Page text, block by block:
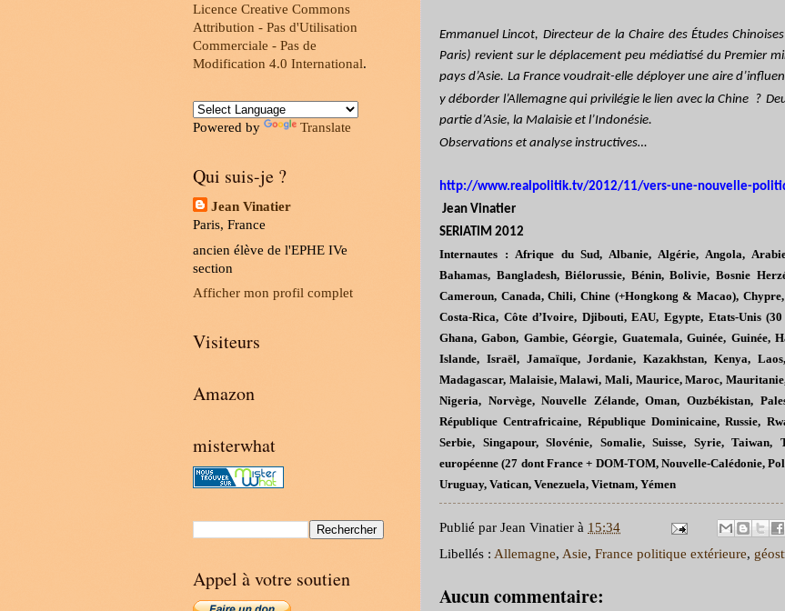
Emmanuel Lincot, Directeur de la Chaire des Études
Paris) revient sur le déplacement peu médiatisé du Premier
pays d’Asie. La France voudrait-elle déployer une aire
y déborder l’Allemagne qui privilégie le lien avec la Chine ?
partie d’Asie, la Malaisie et l’Indonésie.
Observations et analyse instructives…
http://www.realpolitik.tv/2012/11/vers-une-nouvelle-
JeanVinatier
SERIATIM 2012
Internautes : Afrique du Sud, Albanie, Algérie, Angola,
Bahamas, Bangladesh, Biélorussie, Bénin, Bolivie, Bosnie
Cameroun, Canada, Chili, Chine (+Hongkong & Macao),
Costa-Rica, Côte d’Ivoire, Djibouti, EAU, Egypte, Etats-Unis
Ghana, Gabon, Gambie, Géorgie, Guatemala, Guinée, Guinée,
Islande, Israël, Jamaïque, Jordanie, Kazakhstan, Kenya,
Madagascar, Malaisie, Malawi, Mali, Maurice, Maroc,
Nigeria, Norvège, Nouvelle Zélande, Oman, Ouzbékistan,
République Centrafricaine, République Dominicaine, Russie,
Serbie, Singapour, Slovénie, Somalie, Suisse, Syrie,
européenne (27 dont France + DOM-TOM, Nouvelle-Calédonie,
Uruguay, Vatican, Venezuela, Vietnam, Yémen
Publié par Jean Vinatier à 15:34
Libellés : Allemagne, Asie, France politique extérieure,
Aucun commentaire:
Licence Creative Commons
Attribution - Pas d'Utilisation
Commerciale - Pas de
Modification 4.0 International.
Powered by Translate
Qui suis-je ?
Jean Vinatier
Paris, France
ancien élève de l'EPHE IVe
section
Afficher mon profil complet
Visiteurs
Amazon
misterwhat
Appel à votre soutien